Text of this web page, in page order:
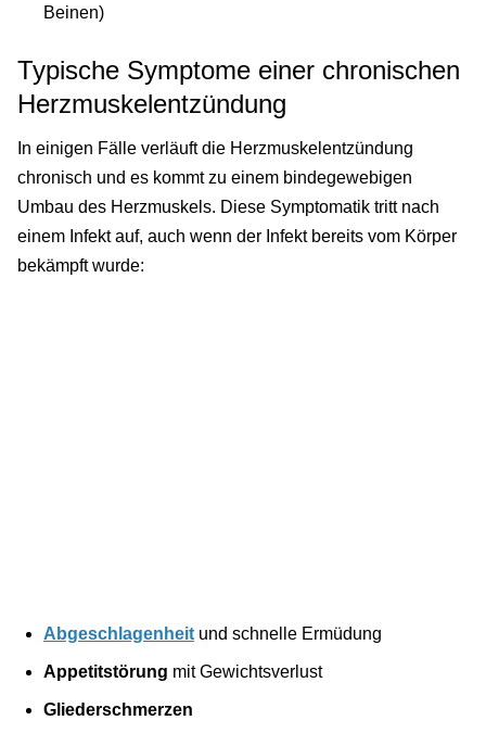
Beinen)
Typische Symptome einer chronischen
Herzmuskelentzündung
In einigen Fälle verläuft die Herzmuskelentzündung
chronisch und es kommt zu einem bindegewebigen
Umbau des Herzmuskels. Diese Symptomatik tritt nach
einem Infekt auf, auch wenn der Infekt bereits vom Körper
bekämpft wurde:
Abgeschlagenheit und schnelle Ermüdung
Appetitstörung mit Gewichtsverlust
Gliederschmerzen